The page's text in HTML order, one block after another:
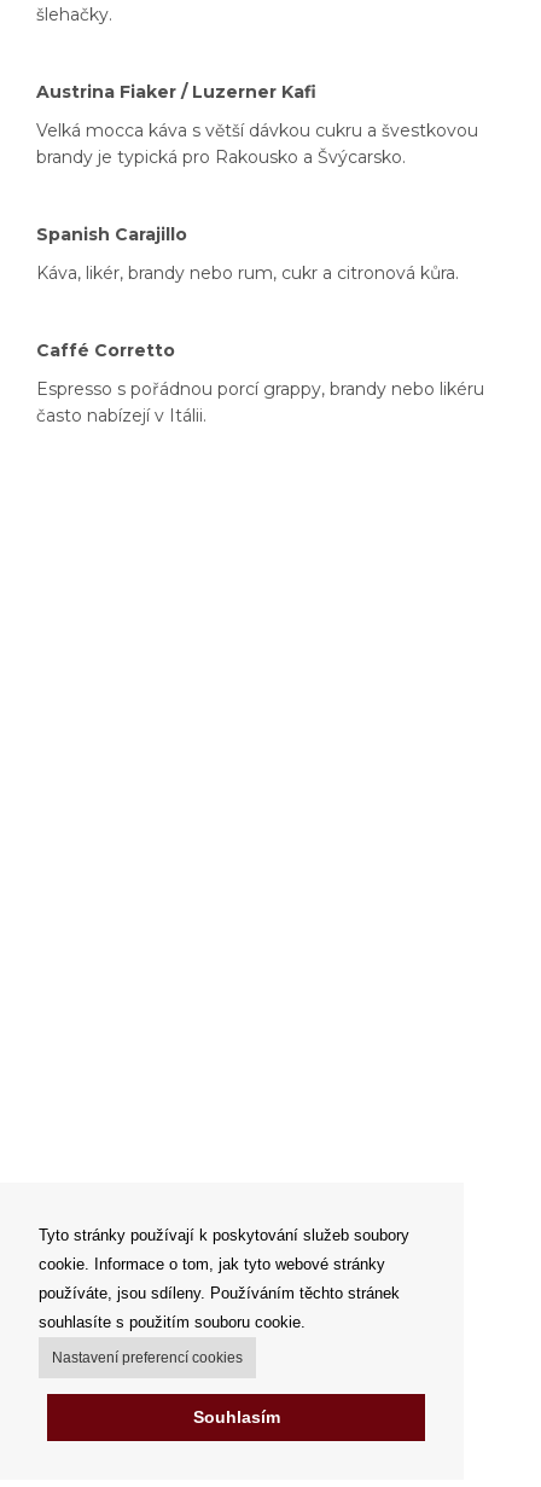
Tyto stránky používají k poskytování služeb soubory
cookie. Informace o tom, jak tyto webové stránky
používáte, jsou sdíleny. Používáním těchto stránek
souhlasíte s použitím souboru cookie.
Nastavení preferencí cookies
Souhlasím
šlehačky.
Austrina Fiaker / Luzerner Kafi
Velká mocca káva s větší dávkou cukru a švestkovou
brandy je typická pro Rakousko a Švýcarsko.
Spanish Carajillo
Káva, likér, brandy nebo rum, cukr a citronová kůra.
Caffé Corretto
Espresso s pořádnou porcí grappy, brandy nebo likéru
často nabízejí v Itálii.